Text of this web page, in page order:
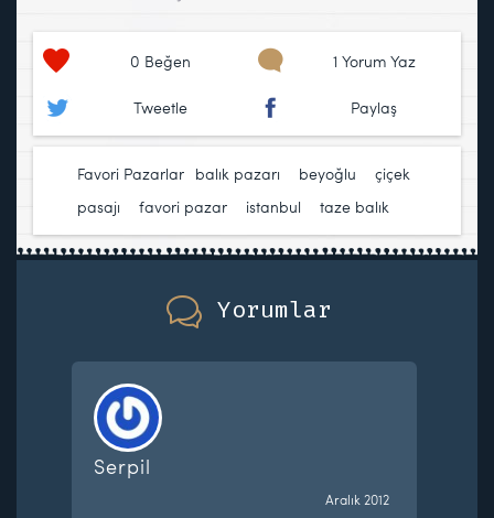
0 Beğen 1 Yorum Yaz
Tweetle Paylaş
Favori Pazarlar balık pazarı beyoğlu
çiçek
pasajı
favori pazar istanbul taze balık
Yorumlar
Serpil
Aralık 2012